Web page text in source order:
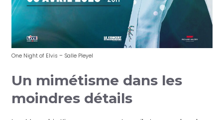
One Night of Elvis – Salle Pleyel
Un mimétisme dans les
moindres détails